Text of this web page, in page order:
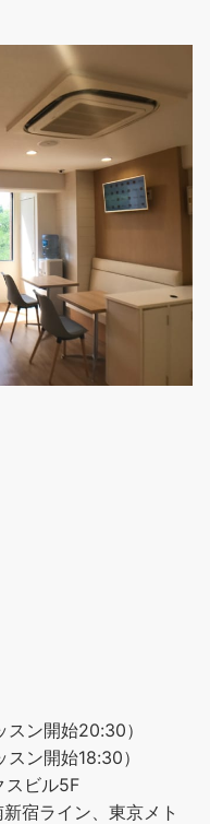
ン開始20:30）
ン開始18:30）
スビル5F
宿ライン、東京メト